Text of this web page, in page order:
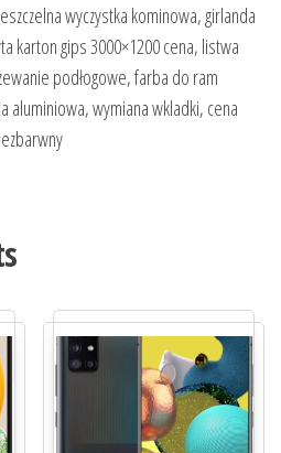
wyczystka kominowa, girlanda
karton gips 3000×1200 cena, listwa
podłogowe, farba do ram
aluminiowa, wymiana wkladki, cena